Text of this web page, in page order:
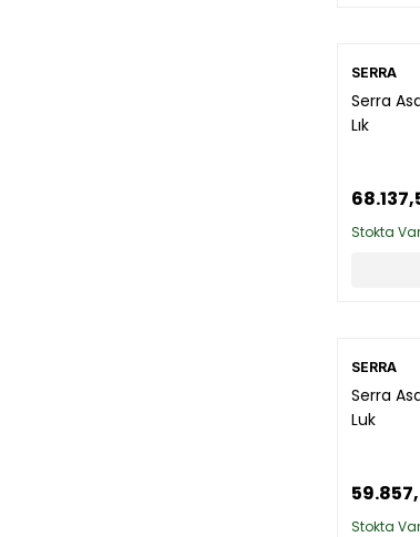
SERRA
Serra
Lık
Stokta Var
SERRA
Serra
Luk
Stokta Var